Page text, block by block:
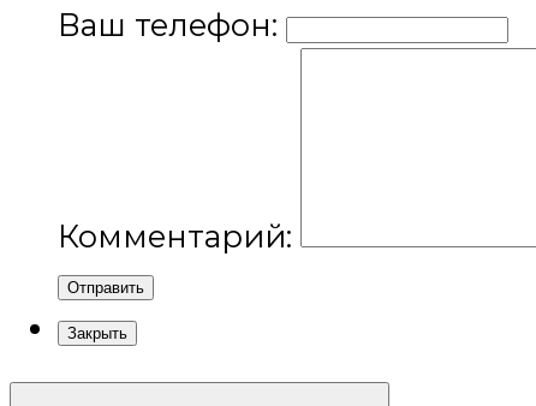
Ваш телефон:
Комментарий:
Отправить
Закрыть